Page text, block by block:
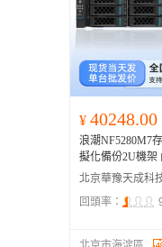
¥ 40248.00
浪潮NF5280M7
擬化備份2U機架
回頭率：